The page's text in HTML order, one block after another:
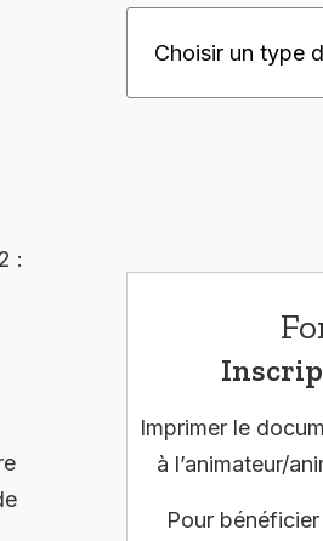
:
Imprimer le
à l’animateur/
Pour